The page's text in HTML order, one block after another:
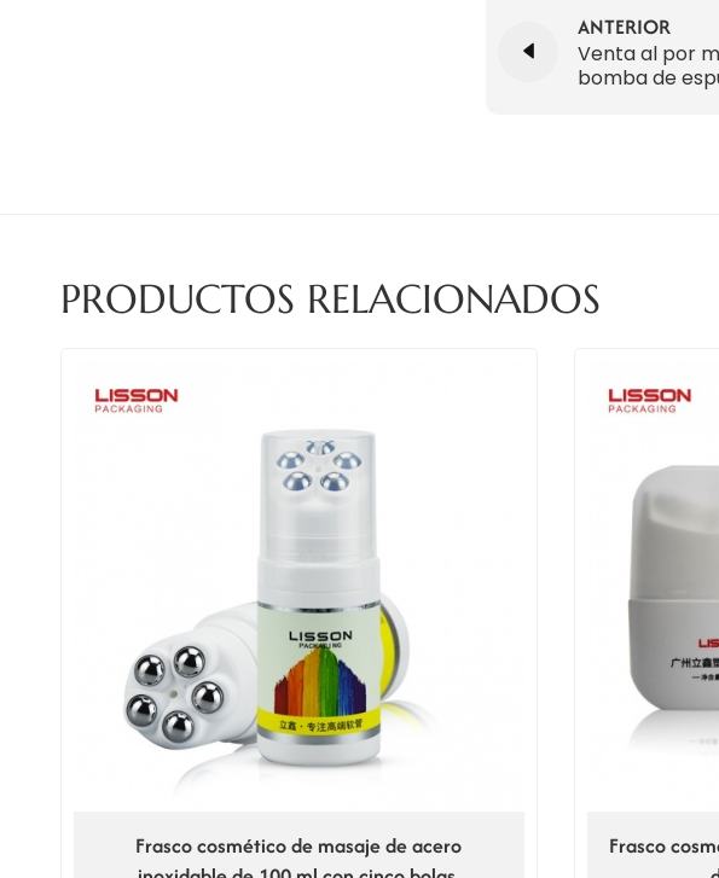
ANTERIOR
Venta al por
bomba de
PRODUCTOS RELACIONADOS
Frasco cosmético de masaje de acero
Frasco